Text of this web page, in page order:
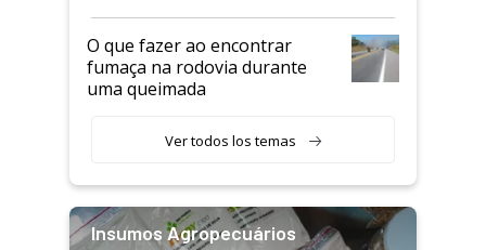
O que fazer ao encontrar
fumaça na rodovia durante
uma queimada
Ver todos los temas
Insumos Agropecuários